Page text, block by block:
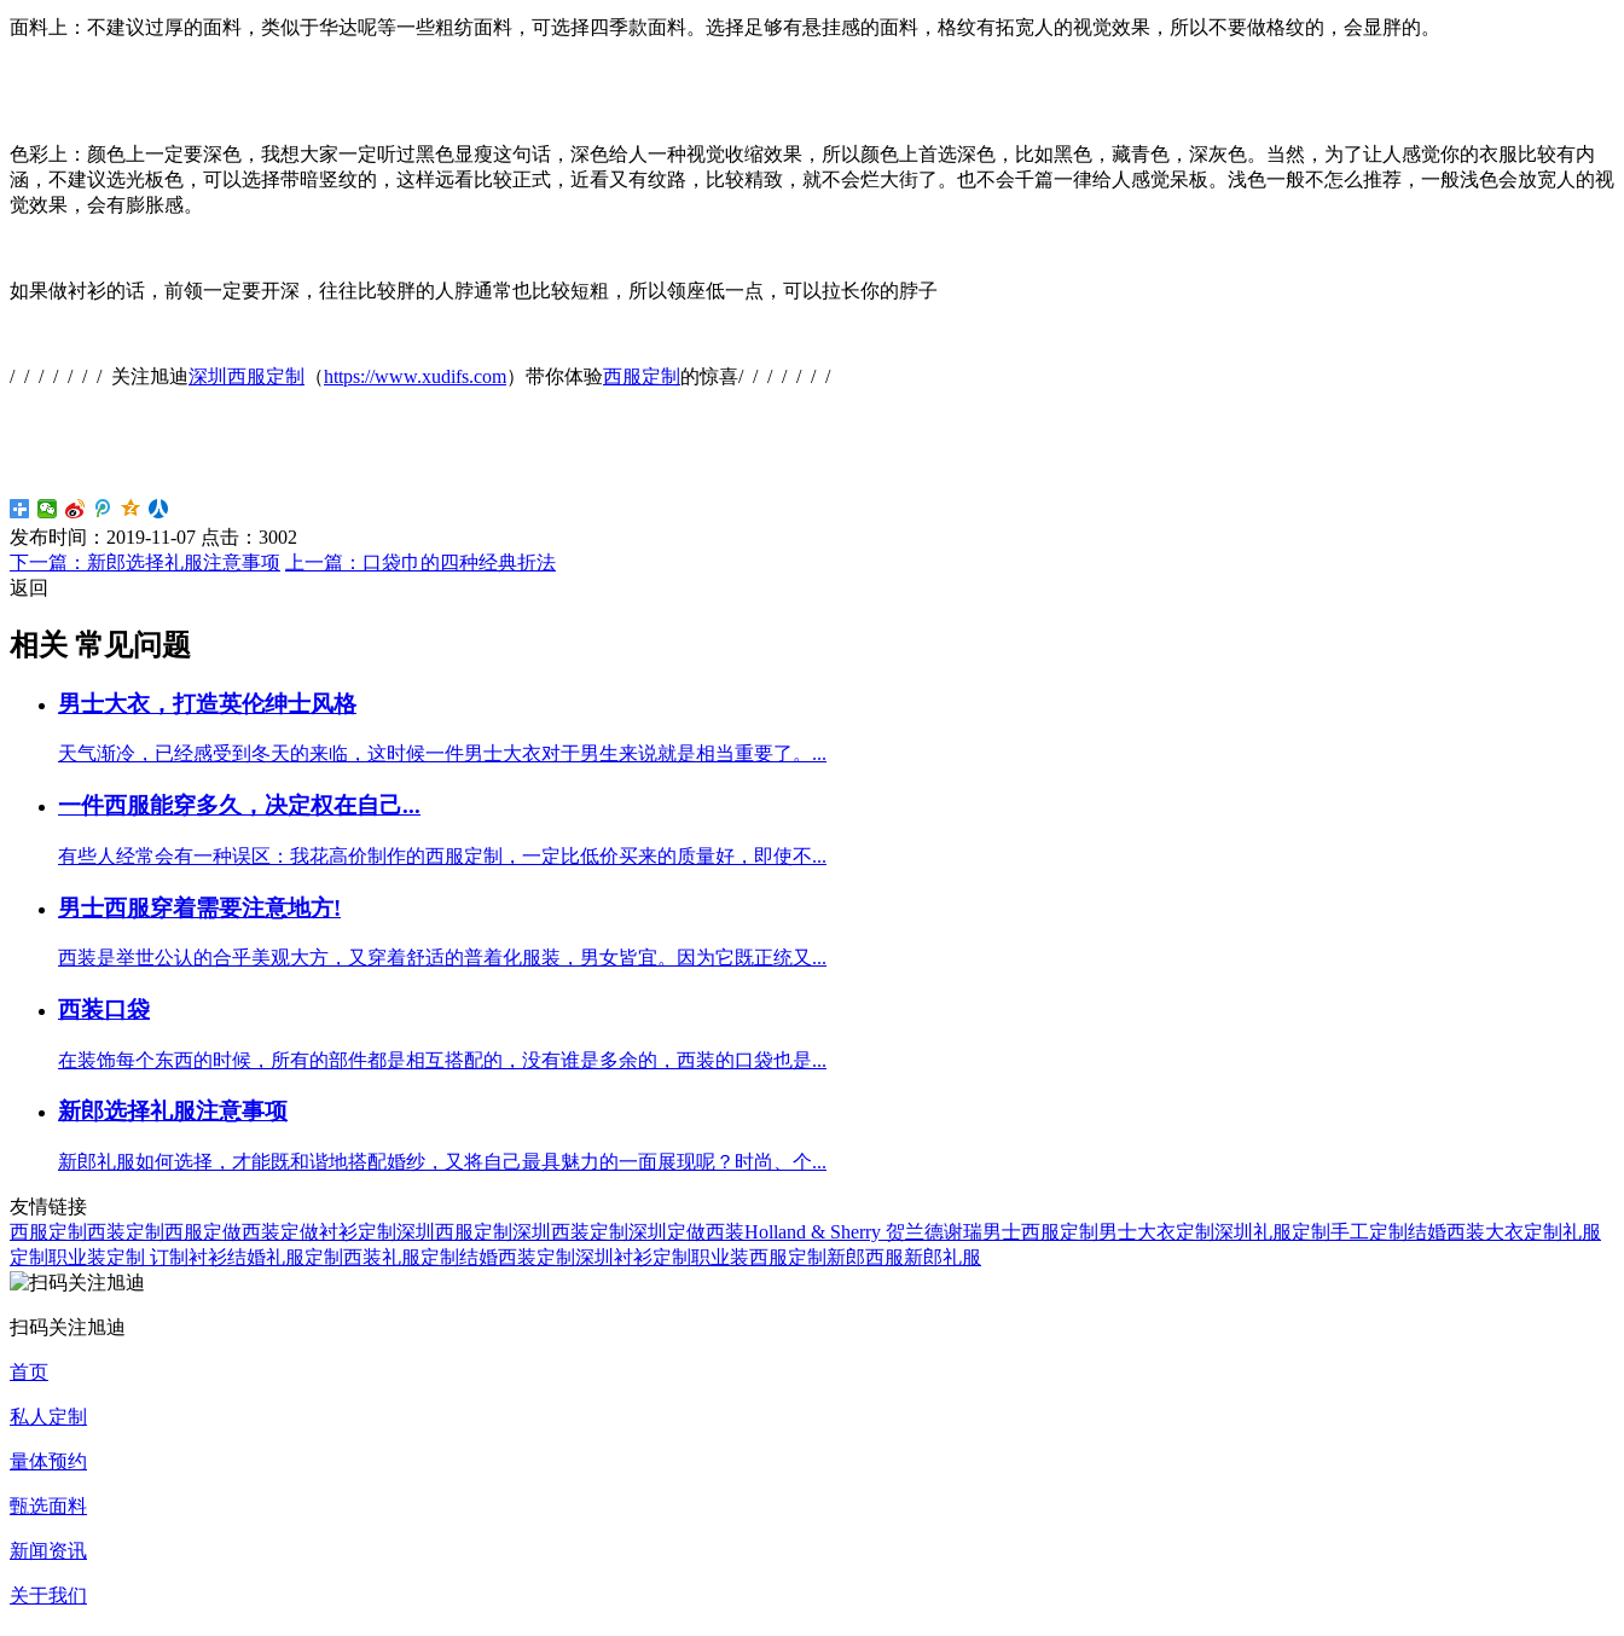
面料上：不建议过厚的面料，类似于华达呢等一些粗纺面料，可选择四季款面料。选择足够有悬挂感的面料，格纹有拓宽人的视觉效果，所以不要做格纹的，会显胖的。
色彩上：颜色上一定要深色，我想大家一定听过黑色显瘦这句话，深色给人一种视觉收缩效果，所以颜色上首选深色，比如黑色，藏青色，深灰色。当然，为了让人感觉你的衣服比较有内
涵，不建议选光板色，可以选择带暗竖纹的，这样远看比较正式，近看又有纹路，比较精致，就不会烂大街了。也不会千篇一律给人感觉呆板。浅色一般不怎么推荐，一般浅色会放宽人的视
觉效果，会有膨胀感。
如果做衬衫的话，前领一定要开深，往往比较胖的人脖通常也比较短粗，所以领座低一点，可以拉长你的脖子
/ / / / / / / 关注旭迪深圳西服定制 （https://www.xudifs.com）带你体验西服定制 的惊喜/ / / / / / /
发布时间： 2019-11-07 点击： 3002
下一篇：新郎选择礼服注意事项
上一篇：口袋巾的四种经典折法
返回
相关 常见问题
男士大衣，打造英伦绅士风格
天气渐冷，已经感受到冬天的来临，这时候一件男士大衣对于男生来说就是相当重要了。...
一件西服能穿多久，决定权在自己...
有些人经常会有一种误区：我花高价制作的西服定制，一定比低价买来的质量好，即使不...
男士西服穿着需要注意地方!
西装是举世公认的合乎美观大方，又穿着舒适的普着化服装，男女皆宜。因为它既正统又...
西装口袋
在装饰每个东西的时候，所有的部件都是相互搭配的，没有谁是多余的，西装的口袋也是...
新郎选择礼服注意事项
新郎礼服如何选择，才能既和谐地搭配婚纱，又将自己最具魅力的一面展现呢？时尚、个...
友情链接
西服定制 西装定制 西服定做西装定做衬衫定制 深圳西服定制 深圳西装定制 深圳定做西装Holland & Sherry 贺兰德谢瑞男士西服定制 男士大衣定制 深圳礼服定制 手工定制 结婚西装大衣定制 礼服
定制 职业装定制 订制衬衫结婚礼服定制 西装礼服定制 结婚西装定制 深圳衬衫定制 职业装西服定制 新郎西服新郎礼服
扫码关注旭迪
首页
私人定制
量体预约
甄选面料
新闻资讯
关于我们